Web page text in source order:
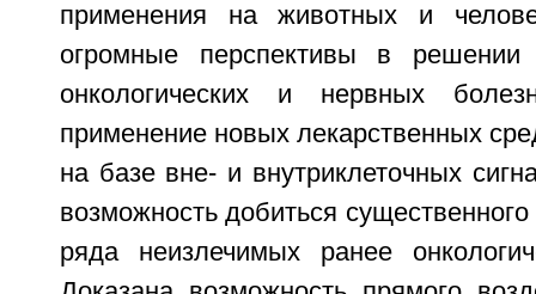
применения на животных и
огромные перспективы в
онкологических и нервных
применение новых лекарственных
на базе вне- и внутриклеточных
возможность добиться
ряда неизлечимых ранее